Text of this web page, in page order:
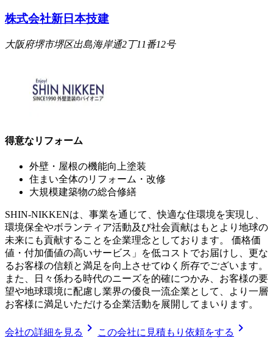
株式会社新日本技建
大阪府堺市堺区出島海岸通2丁11番12号
得意なリフォーム
外壁・屋根の機能向上塗装
住まい全体のリフォーム・改修
大規模建築物の総合修繕
SHIN-NIKKENは、事業を通じて、快適な住環境を実現し、
環境保全やボランティア活動及び社会貢献はもとより地球の
未来にも貢献することを企業理念としております。 価格価
値・付加価値の高いサービス」を低コストでお届けし、更な
るお客様の信頼と満足を向上させてゆく所存でございます。
また、日々係わる時代のニーズを的確につかみ、お客様の要
望や地球環境に配慮し業界の優良一流企業として、より一層
お客様に満足いただける企業活動を展開してまいります。
会社の詳細を見る chevron_right この会社に見積もり依頼をする chevron_right